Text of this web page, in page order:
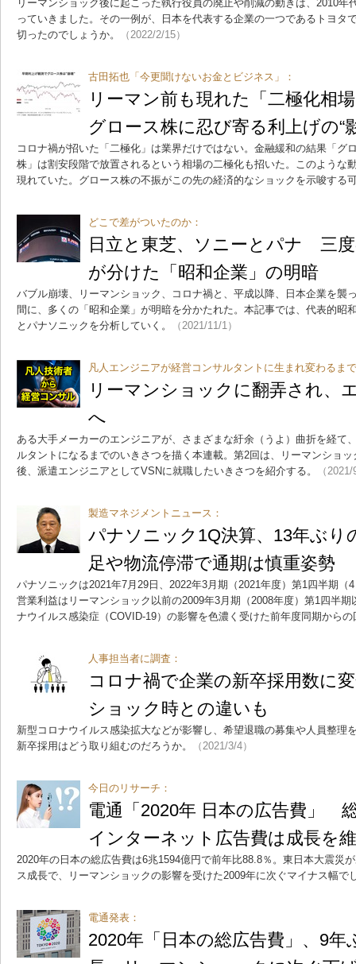
リーマンショック後に起こった執行役員の廃止や削減の動きは、2010年
っていきました。その一例が、日本を代表する企業の一つであるトヨタ
切ったのでしょうか。
（2022/2/15）
古田拓也「今更聞けないお金とビジネス」：
リーマン前も現れた「二極化
グロース株に忍び寄る利上げの“
コロナ禍が招いた「二極化」は業界だけではない。金融緩和の結果「グ
株」は割安段階で放置されるという相場の二極化も招いた。このような
現れていた。グロース株の不振がこの先の経済的なショックを示唆する
どこで差がついたのか：
日立と東芝、ソニーとパナ 三
が分けた「昭和企業」の明暗
バブル崩壊、リーマンショック、コロナ禍と、平成以降、日本企業を襲
間に、多くの「昭和企業」が明暗を分かたれた。本記事では、代表的昭
とパナソニックを分析していく。
（2021/11/1）
凡人エンジニアが経営コンサルタントに生まれ変わるま
リーマンショックに翻弄され、
へ
ある大手メーカーのエンジニアが、さまざまな紆余（うよ）曲折を経て
ルタントになるまでのいきさつを描く本連載。第2回は、リーマンショ
後、派遣エンジニアとしてVSNに就職したいきさつを紹介する。
（
製造マネジメントニュース：
パナソニック1Q決算、13年ぶり
足や物流停滞で通期は慎重姿勢
パナソニックは2021年7月29日、2022年3月期（2021年度）第1四半期（
営業利益はリーマンショック以前の2009年3月期（2008年度）第1四半
ナウイルス感染症（COVID-19）の影響を色濃く受けた前年度同期から
人事担当者に調査：
コロナ禍で企業の新卒採用数に
ショック時との違いも
新型コロナウイルス感染拡大などが影響し、希望退職の募集や人員整理
新卒採用はどう取り組むのだろうか。
（2021/3/4）
今日のリサーチ：
電通「2020年 日本の広告費」
インターネット広告費は成長を
2020年の日本の総広告費は6兆1594億円で前年比88.8％。東日本大震災
ス成長で、リーマンショックの影響を受けた2009年に次ぐマイナス幅で
電通発表：
2020年「日本の総広告費」、9